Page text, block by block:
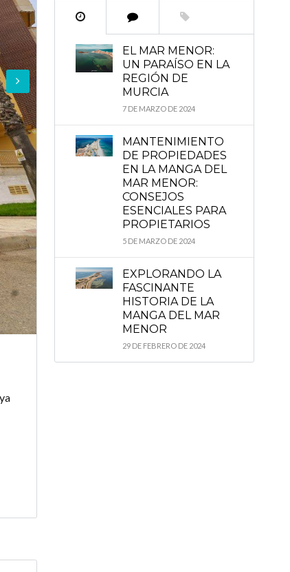
EL MAR MENOR:
UN PARAÍSO EN LA
REGIÓN DE
MURCIA
7 DE MARZO DE 2024
MANTENIMIENTO
DE PROPIEDADES
EN LA MANGA DEL
MAR MENOR:
CONSEJOS
ESENCIALES PARA
PROPIETARIOS
5 DE MARZO DE 2024
EXPLORANDO LA
FASCINANTE
HISTORIA DE LA
MANGA DEL MAR
MENOR
29 DE FEBRERO DE 2024